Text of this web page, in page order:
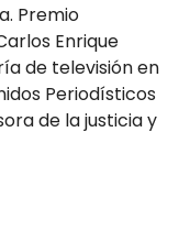
Premio
Enrique
de televisión en
Periodísticos
de la justicia y